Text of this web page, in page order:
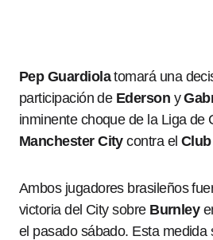
Pep Guardiolatomará una
participación de Ederson y
inminente choque de la Liga de
Manchester Citycontra el
Ambos jugadores brasileños
victoria del City sobre Burnley
el pasado sábado. Esta medida